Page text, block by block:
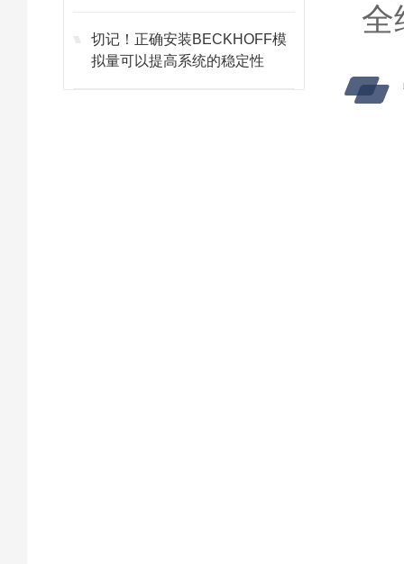
切记！正确安装BECKHOFF模
拟量可以提高系统的稳定性
全